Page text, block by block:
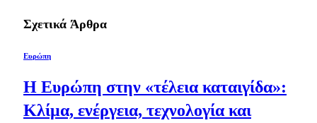
Σχετικά Άρθρα
Ευρώπη
Η Ευρώπη στην «τέλεια καταιγίδα»:
Κλίμα, ενέργεια, τεχνολογία και